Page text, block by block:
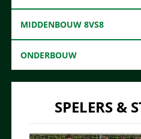
MIDDENBOUW 8VS8
ONDERBOUW
SPELERS &